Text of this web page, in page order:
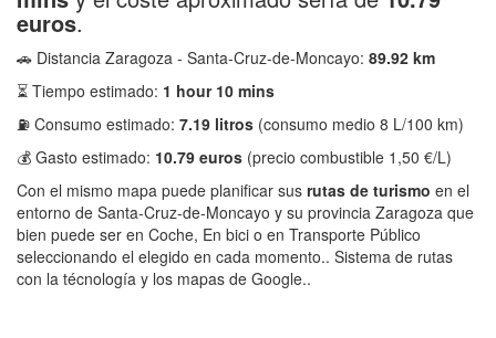
euros.
🚗 Distancia Zaragoza - Santa-Cruz-de-Moncayo: 89.92 km
⏳ Tiempo estimado: 1 hour 10 mins
⛽ Consumo estimado: 7.19 litros (consumo medio 8 L/100 km)
💰 Gasto estimado: 10.79 euros (precio combustible 1,50 €/L)
Con el mismo mapa puede planificar sus rutas de turismo en el
entorno de Santa-Cruz-de-Moncayo y su provincia Zaragoza que
bien puede ser en Coche, En bici o en Transporte Público
seleccionando el elegido en cada momento.. Sistema de rutas
con la técnología y los mapas de Google..